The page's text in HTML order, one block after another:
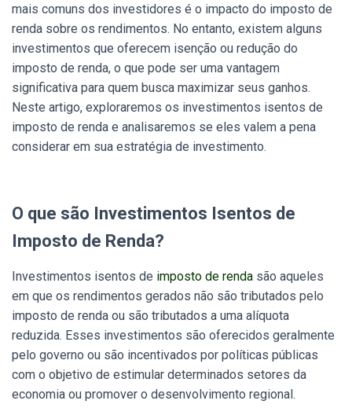
mais comuns dos investidores é o impacto do imposto de
renda sobre os rendimentos. No entanto, existem alguns
investimentos que oferecem isenção ou redução do
imposto de renda, o que pode ser uma vantagem
significativa para quem busca maximizar seus ganhos.
Neste artigo, exploraremos os investimentos isentos de
imposto de renda e analisaremos se eles valem a pena
considerar em sua estratégia de investimento.
O que são Investimentos Isentos de
Imposto de Renda?
Investimentos isentos de imposto de renda são aqueles
em que os rendimentos gerados não são tributados pelo
imposto de renda ou são tributados a uma alíquota
reduzida. Esses investimentos são oferecidos geralmente
pelo governo ou são incentivados por políticas públicas
com o objetivo de estimular determinados setores da
economia ou promover o desenvolvimento regional.